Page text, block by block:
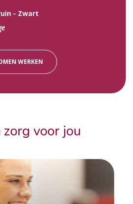
- Zwart
WERKEN
zorg voor jou